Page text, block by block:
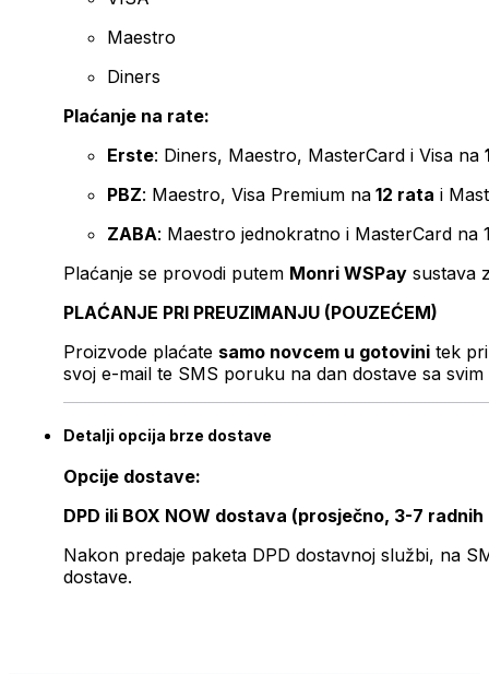
Maestro
Diners
Plaćanje na rate:
Erste: Diners, Maestro, MasterCard i Visa na
PBZ: Maestro, Visa Premium na 12 rata i
ZABA: Maestro jednokratno i MasterCard na
Plaćanje se provodi putem Monri WSPay sustava
PLAĆANJE PRI PREUZIMANJU (POUZEĆEM)
Proizvode plaćate samo novcem u gotovini tek
svoj e-mail te SMS poruku na dan dostave sa svim
Detalji opcija brze dostave
Opcije dostave:
DPD ili BOX NOW dostava (prosječno, 3-7 radnih
Nakon predaje paketa DPD dostavnoj službi, na
dostave.